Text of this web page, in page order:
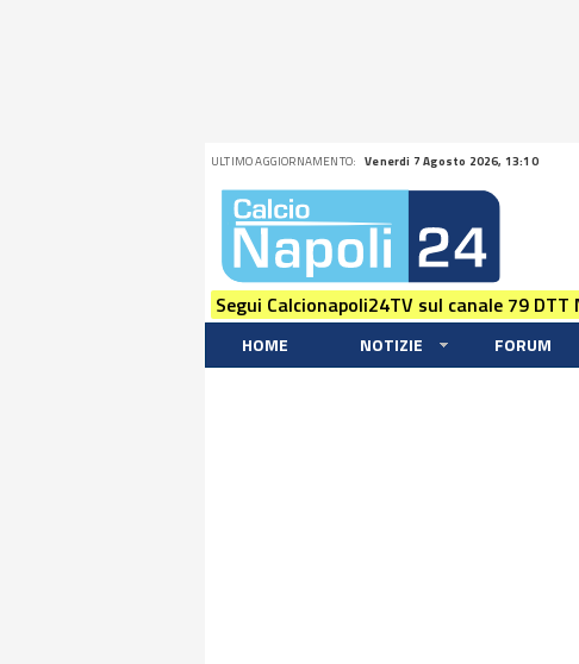
ULTIMO AGGIORNAMENTO: Venerdi 7 Agosto 2026, 13:10
Segui Calcionapoli24TV sul canale 79
HOME NOTIZIE FORUM